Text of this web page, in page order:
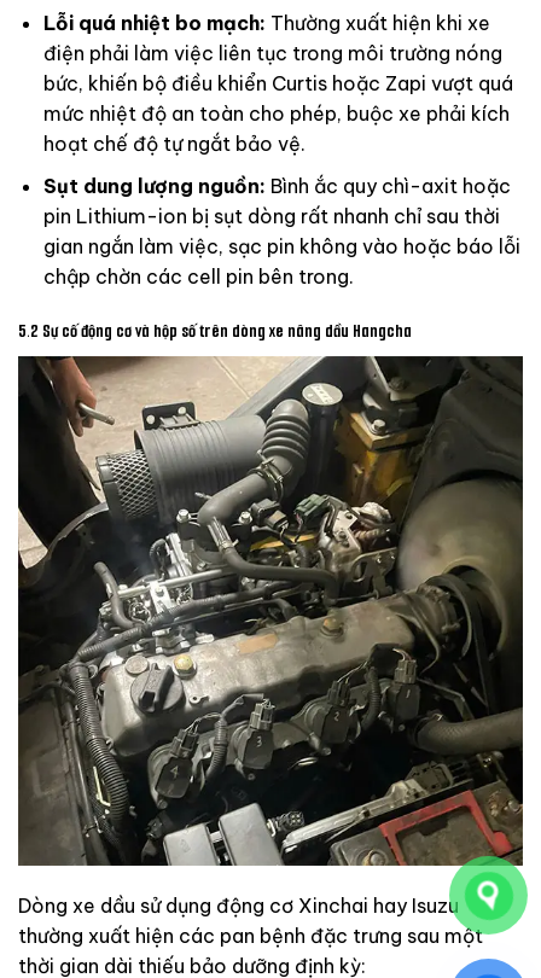
Lỗi quá nhiệt bo mạch: Thường xuất hiện khi xe
điện phải làm việc liên tục trong môi trường nóng
bức, khiến bộ điều khiển Curtis hoặc Zapi vượt quá
mức nhiệt độ an toàn cho phép, buộc xe phải kích
hoạt chế độ tự ngắt bảo vệ.
Sụt dung lượng nguồn: Bình ắc quy chì-axit hoặc
pin Lithium-ion bị sụt dòng rất nhanh chỉ sau thời
gian ngắn làm việc, sạc pin không vào hoặc báo lỗi
chập chờn các cell pin bên trong.
5.2 Sự cố động cơ và hộp số trên dòng xe nâng dầu Hangcha
Dòng xe dầu sử dụng động cơ Xinchai hay Isuzu
thường xuất hiện các pan bệnh đặc trưng sau một
thời gian dài thiếu bảo dưỡng định kỳ: